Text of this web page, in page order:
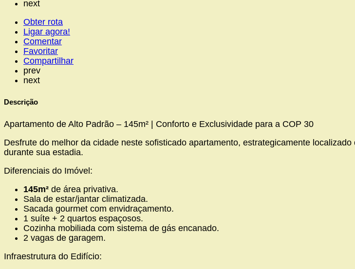
next
Obter rota
Ligar agora!
Comentar
Favoritar
Compartilhar
prev
next
Descrição
Apartamento de Alto Padrão – 145m² | Conforto e Exclusividade para a COP 30
Desfrute do melhor da cidade neste sofisticado apartamento, estrategicamente
durante sua estadia.
Diferenciais do Imóvel:
145m² de área privativa.
Sala de estar/jantar climatizada.
Sacada gourmet com envidraçamento.
1 suíte + 2 quartos espaçosos.
Cozinha mobiliada com sistema de gás encanado.
2 vagas de garagem.
Infraestrutura do Edifício: